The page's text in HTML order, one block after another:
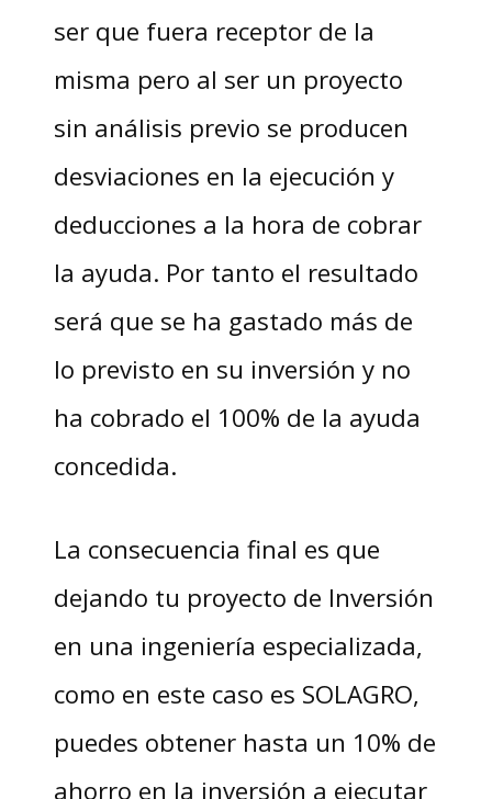
ser que fuera receptor de la
misma pero al ser un proyecto
sin análisis previo se producen
desviaciones en la ejecución y
deducciones a la hora de cobrar
la ayuda. Por tanto el resultado
será que se ha gastado más de
lo previsto en su inversión y no
ha cobrado el 100% de la ayuda
concedida.
La consecuencia final es que
dejando tu proyecto de Inversión
en una ingeniería especializada,
como en este caso es SOLAGRO,
puedes obtener hasta un 10% de
ahorro en la inversión a ejecutar